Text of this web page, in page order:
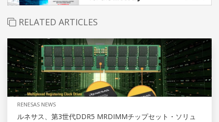
RELATED ARTICLES
RENESAS NEWS
ルネサス、第3世代DDR5 MRDIMMチップセット・ソリュ